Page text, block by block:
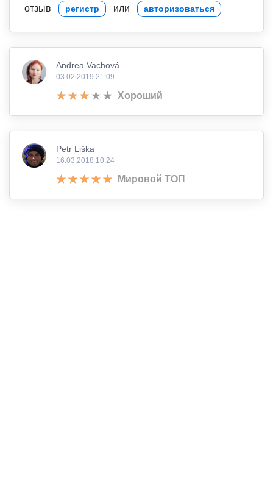
отзыв
регистр или авторизоваться
Andrea Vachová
03.02.2019 21:09
Хороший
Petr Liška
16.03.2018 10:24
Мировой ТОП